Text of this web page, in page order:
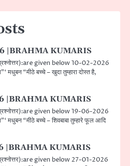
|BRAHMA KUMARIS
given below 10-02-2026
मधुबन “मीठे बच्चे – खुदा तुम्हारा दोस्त है,
|BRAHMA KUMARIS
given below 19-06-2026
मधुबन “मीठे बच्चे – शिवबाबा तुम्हारे फूल आदि
|BRAHMA KUMARIS
given below 27-01-2026